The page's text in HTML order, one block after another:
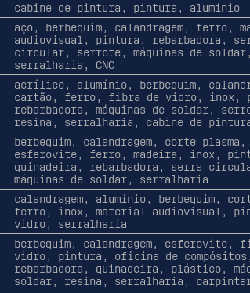
cabine de pintura, pintura, alumínio
aço, berbequim, calandragem, ferro,
audiovisual, pintura, rebarbadora,
circular, serrote, máquinas de
serralharia, CNC
acrílico, alumínio, berbequim,
cartão, ferro, fibra de vidro, inox,
rebarbadora, máquinas de soldar,
resina, serralharia, cabine de
berbequim, calandragem, corte plasma,
esferovite, ferro, madeira, inox,
quinadeira, rebarbadora, serra
máquinas de soldar, serralharia
calandragem, alumínio, berbequim,
ferro, inox, material audiovisual,
vidro, serralharia
berbequim, calandragem, esferovite,
vidro, pintura, oficina de
rebarbadora, quinadeira, plástico,
soldar, resina, serralharia,